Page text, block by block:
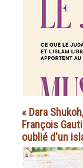
« Dara
François
oublié d'un